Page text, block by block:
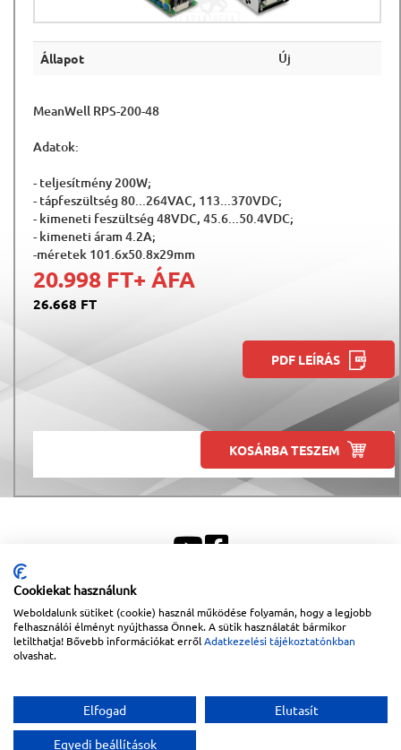
Állapot Új
MeanWell RPS-200-48
Adatok:
- teljesítmény 200W;
- tápfeszültség 80...264VAC, 113...370VDC;
- kimeneti feszültség 48VDC, 45.6...50.4VDC;
- kimeneti áram 4.2A;
-méretek 101.6x50.8x29mm
20.998 FT+ ÁFA
26.668 FT
PDF LEÍRÁS
KOSÁRBA TESZEM
Sitemap| Impresszum
Copyright © 2026Lapanthera Kft.Webbolt | 1047Budapest, Váci út 15-19.|+36-30/539-
Cookiekat használunk
Weboldalunk sütiket (cookie) használ működése folyamán, hogy a legjobb
felhasználói élményt nyújthassa Önnek. A sütik használatát bármikor
letilthatja! Bővebb információkat errőlAdatkezelési tájékoztatónkban
olvashat.
Elfogad Elutasít
Egyedi beállítások